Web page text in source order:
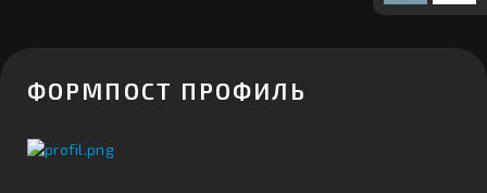
ФОРМПОСТ ПРОФИЛЬ